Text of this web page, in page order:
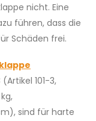
nicht. Eine
führen, dass die
Schäden frei.
101-3,
sind für harte